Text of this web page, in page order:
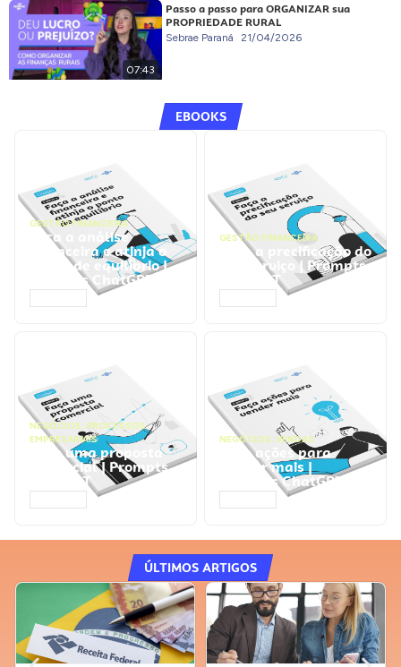
07:43
Passo a passo para ORGANIZAR sua
PROPRIEDADE RURAL
Sebrae Paraná 21/04/2026
EBOOKS
GESTÃO FINANCEIRA
Faça a análise
financeira e atinja o
ponto de equilíbrio |
Prompts ChatGPT
GESTÃO FINANCEIRA
Faça a precificação do
seu serviço | Prompts
ChatGPT
NEGÓCIOS, PROCESSOS
EMPRESARIAIS
Faça uma proposta
comercial | Prompts
ChatGPT
NEGÓCIOS, VENDAS
Faça ações para
vender mais |
Prompts ChatGPT
ÚLTIMOS ARTIGOS